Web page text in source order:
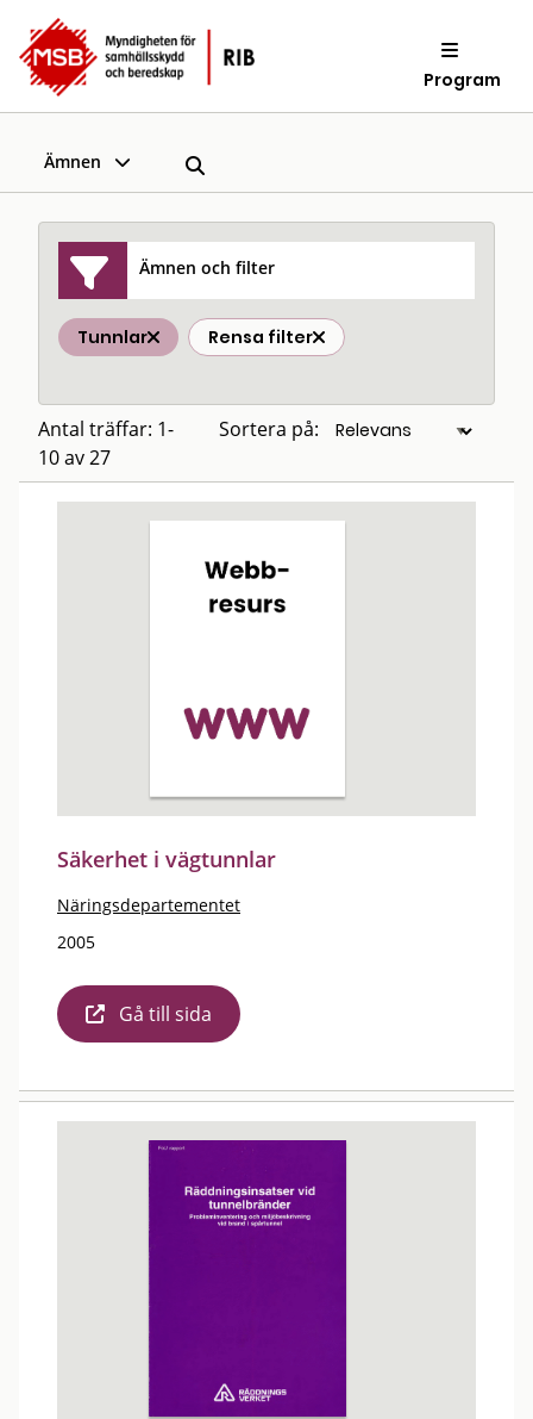
Program
Ämnen
Ämnen och filter
Tunnlar Rensa filter
Antal träffar: 1-
10 av 27
Sortera på:
Säkerhet i vägtunnlar
Näringsdepartementet
2005
Gå till sida